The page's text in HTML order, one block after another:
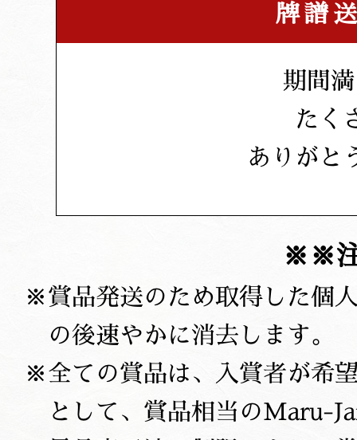
牌譜
期間
たく
ありがと
※※
賞品発送のため取得した個
の後速やかに消去します。
全ての賞品は、入賞者が希
として、賞品相当のMaru-